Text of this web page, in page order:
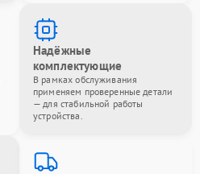
Надёжные
комплектующие
В рамках обслуживания
применяем проверенные детали
— для стабильной работы
устройства.